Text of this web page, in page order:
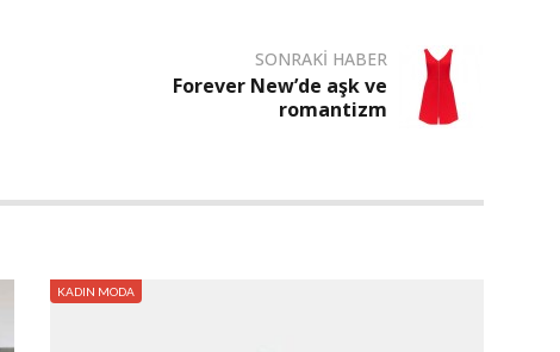
SONRAKI HABER
Forever New’de aşk ve
romantizm
KADIN MODA